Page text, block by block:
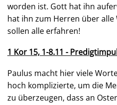
worden ist. Gott hat ihn
hat ihn zum Herren über alle
sollen alle erfahren!
1 Kor 15, 1-8.11 -
Paulus macht hier viele
hoch komplizierte, um die
zu überzeugen, dass an